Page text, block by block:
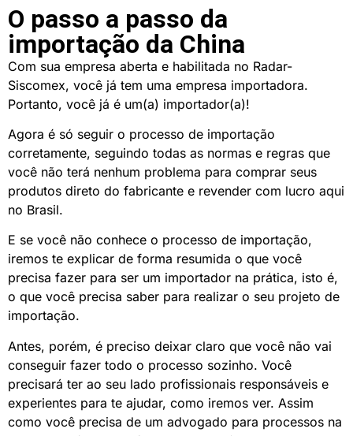
O passo a passo da
importação da China
Com sua empresa aberta e habilitada no Radar-
Siscomex, você já tem uma empresa importadora.
Portanto, você já é um(a) importador(a)!
Agora é só seguir o processo de importação
corretamente, seguindo todas as normas e regras que
você não terá nenhum problema para comprar seus
produtos direto do fabricante e revender com lucro aqui
no Brasil.
E se você não conhece o processo de importação,
iremos te explicar de forma resumida o que você
precisa fazer para ser um importador na prática, isto é,
o que você precisa saber para realizar o seu projeto de
importação.
Antes, porém, é preciso deixar claro que você não vai
conseguir fazer todo o processo sozinho. Você
precisará ter ao seu lado profissionais responsáveis e
experientes para te ajudar, como iremos ver. Assim
como você precisa de um advogado para processos na